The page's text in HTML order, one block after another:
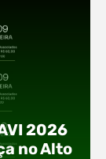
2026
no Alto